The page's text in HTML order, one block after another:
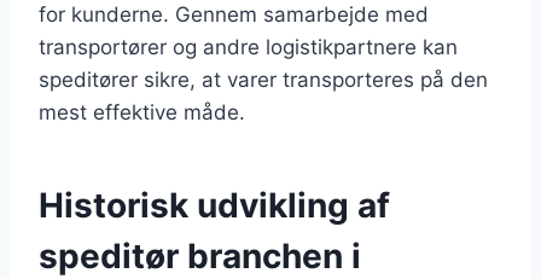
for kunderne. Gennem samarbejde med
transportører og andre logistikpartnere kan
speditører sikre, at varer transporteres på den
mest effektive måde.
Historisk udvikling af
speditør branchen i